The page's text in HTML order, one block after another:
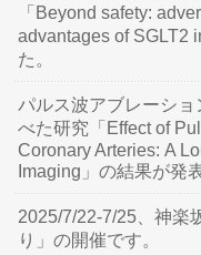
「Beyond safety:
advantages of SGLT2
た。
パルス波アブレーシ
べた研究「Effect of
Coronary Arteries: A
Imaging」の結果が発
2025/7/22-7/25、神楽
り」の開催です。